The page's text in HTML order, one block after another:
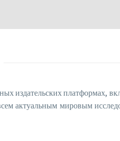
издательских платформах,
актуальным мировым